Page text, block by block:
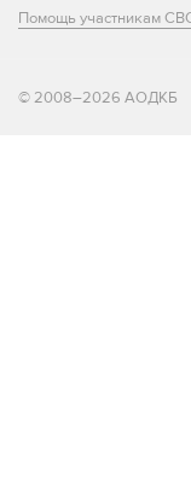
Помощь участникам
© 2008–2026 АОДКБ